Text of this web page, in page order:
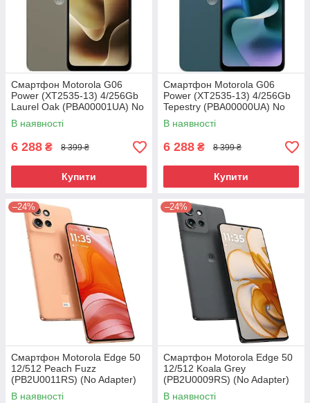
Смартфон Motorola G06
Power (XT2535-13) 4/256Gb
Laurel Oak (PBA00001UA) No
Adapter UA UCRF
В наявності
6 288 ₴ 8 399 ₴
Купити
Смартфон Motorola G06
Power (XT2535-13) 4/256Gb
Tepestry (PBA00000UA) No
Adapter UA UCRF
В наявності
6 288 ₴ 8 399 ₴
Купити
–24%
Смартфон Motorola Edge 50
12/512 Peach Fuzz
(PB2U0011RS) (No Adapter)
UA UCRF
В наявності
–24%
Смартфон Motorola Edge 50
12/512 Koala Grey
(PB2U0009RS) (No Adapter)
UA UCRF
В наявності